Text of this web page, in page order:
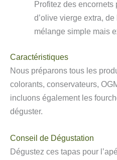
Profitez des encornets
d’olive vierge extra,
mélange simple mais
Caractéristiques
Nous préparons tous les
colorants, conservateurs,
incluons également les
déguster.
Conseil de Dégustation
Dégustez ces tapas pour